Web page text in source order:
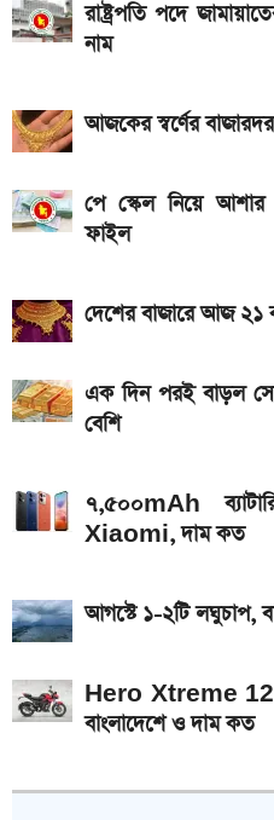
ডিসপ্লে, থাকছে সরু ফ্রেম
দাম
পাবেন যারা
৭৫০০mAh ব্যাটারি নিয়ে
এসএসসি ফল সোমবার, ৩
রাষ্ট্রপতি পদে
নাম
আজকের স্বর্ণের
পে স্কেল নিয়ে আশার
ফাইল
দেশের বাজারে আজ ২১
এক দিন পরই বাড়ল
বেশি
৭,৫০০mAh
Xiaomi, দাম কত
আগস্টে ১-২টি লঘুচাপ,
Hero Xtreme
বাংলাদেশে ও দাম কত